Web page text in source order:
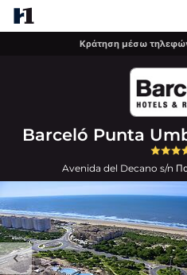
Κράτηση μέσω
Barceló Punta
Avenida del Decano s/n